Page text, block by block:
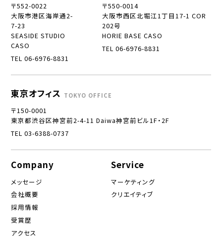
〒552-0022
大阪市港区海岸通2-
7-23
SEASIDE STUDIO
CASO
TEL 06-6976-8831
〒550-0014
大阪市西区北堀江1丁目17-1 COR
202号
HORIE BASE CASO
TEL 06-6976-8831
東京オフィス TOKYO OFFICE
〒150-0001
東京都渋谷区神宮前2-4-11 Daiwa神宮前ビル1F・2F
TEL 03-6388-0737
Company
メッセージ
会社概要
採用情報
受賞歴
アクセス
Service
マーケティング
クリエイティブ